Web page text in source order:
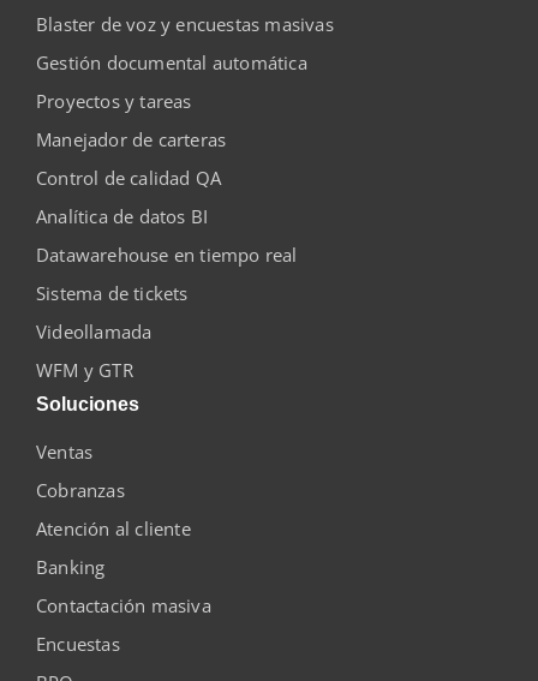
Blaster de voz y encuestas masivas
Gestión documental automática
Proyectos y tareas
Manejador de carteras
Control de calidad QA
Analítica de datos BI
Datawarehouse en tiempo real
Sistema de tickets
Videollamada
WFM y GTR
Soluciones
Ventas
Cobranzas
Atención al cliente
Banking
Contactación masiva
Encuestas